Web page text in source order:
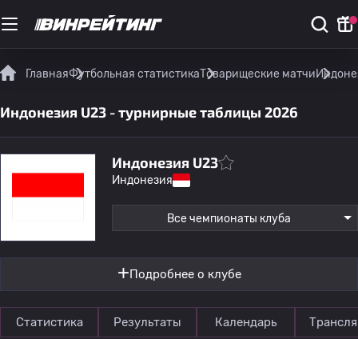
ГлавнаяФутбольная статистикаТоварищеские матчи
Индонезия U23 - турнирные таблицы 2026
Индонезия U23
Индонезия
Все чемпионаты клуба
Подробнее о клубе
Статистика Результаты Календарь